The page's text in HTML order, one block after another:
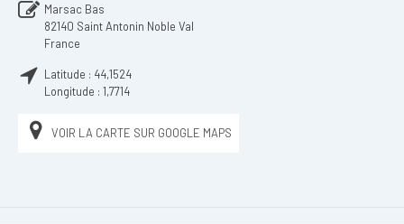
Marsac Bas
82140 Saint Antonin Noble Val
France
Latitude : 44,1524
Longitude : 1,7714
VOIR LA CARTE SUR GOOGLE MAPS